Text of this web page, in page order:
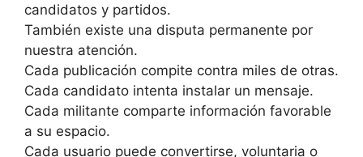
candidatos y partidos.
También existe una disputa permanente por
nuestra atención.
Cada publicación compite contra miles de otras.
Cada candidato intenta instalar un mensaje.
Cada militante comparte información favorable
a su espacio.
Cada usuario puede convertirse, voluntaria o